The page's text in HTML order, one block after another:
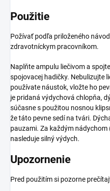
Použitie
Požívať podľa priloženého
zdravotníckym pracovníkom.
Naplňte ampulu liečivom a
spojovacej hadičky. Nebulizujte
používate náustok, vložte ho
je pridaná výdychová chlopňa,
súčasne s použitou nosnou
že táto pevne sedí na tvári.
pauzami. Za každým nádychom
nasleduje silný výdych.
Upozornenie
Pred použitím si pozorne